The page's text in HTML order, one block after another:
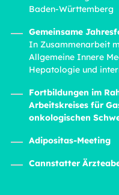
Baden-Württemberg
Gemeinsame
In Zusammenarbeit
Allgemeine Innere
Hepatologie und
Fortbildungen im
Arbeitskreises für
onkologischen
Adipositas-Meeting
Cannstatter